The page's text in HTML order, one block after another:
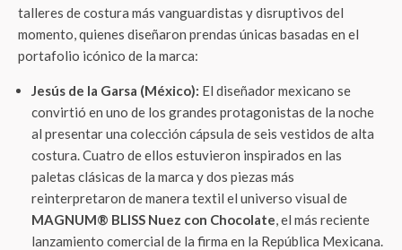
talleres de costura más vanguardistas y disruptivos del
momento, quienes diseñaron prendas únicas basadas en el
portafolio icónico de la marca:
Jesús de la Garsa (México): El diseñador mexicano se
convirtió en uno de los grandes protagonistas de la noche
al presentar una colección cápsula de seis vestidos de alta
costura. Cuatro de ellos estuvieron inspirados en las
paletas clásicas de la marca y dos piezas más
reinterpretaron de manera textil el universo visual de
MAGNUM® BLISS Nuez con Chocolate, el más reciente
lanzamiento comercial de la firma en la República Mexicana.